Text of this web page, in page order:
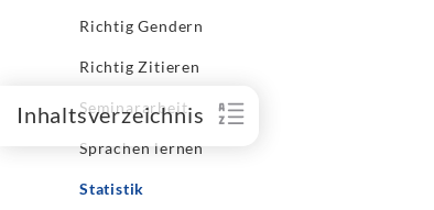
Richtig Gendern
Richtig Zitieren
Seminararbeit
Sprachen lernen
Statistik
Inhaltsverzeichnis